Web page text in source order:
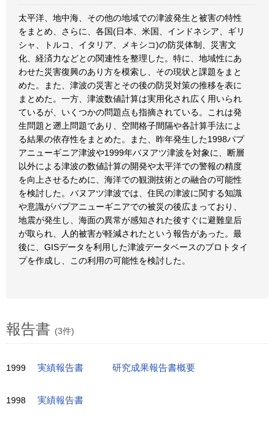
太平洋、地中海、その他の地域での津波発生と被害の特性
をまとめ、さらに、各国(日本、米国、インドネシア、ギリ
シャ、トルコ、イタリア、メキシコ)の防災体制、災害文
化、経済力などとの関連性を整理した。特に、地域性にあ
わせた災害復興のあり方を模索し、その現状と課題をまと
めた。また、津波の災害とその後の防災対策の推移を表に
まとめた。一方、津波数値計算は実用化され広く用いられ
ているが、いくつかの問題点も指摘されている。これは発
生問題と遡上問題であり、空間格子間隔や各計算手法によ
る結果の依存性をまとめた。また、昨年発生した1998パプ
アニューギニア津波や1999年バヌアツ津波を対象に、断層
以外による津波の数値計算の開発や太平洋での警報の精度
を向上させるために、海洋での観測技術との融合の可能性
を検討した。バヌアツ津波では、住民の津波に関する知識
や意識がパプアニューギニアでの被災の後広まっており、
地震が発生し、海面の異常が感知された後すぐに避難皇后
が取られ、人的被害が軽減されたという報告があった。最
後に、GISデータを利用した津波データベースのプロトタイ
プを作成し、この利用の可能性を検討した。
報告書 (3件)
1999 実績報告書 研究成果報告書概要
1998 実績報告書